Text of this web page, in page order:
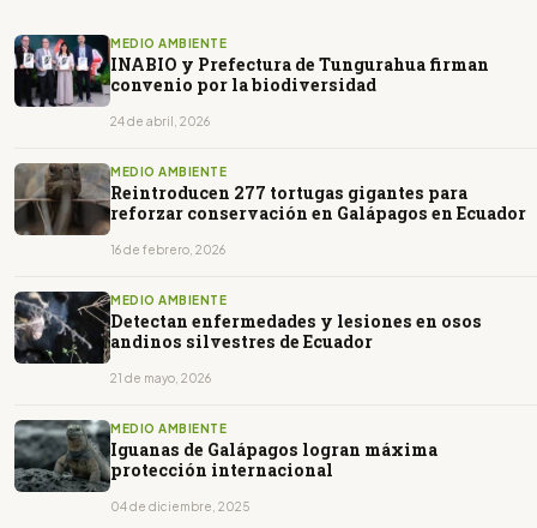
MEDIO AMBIENTE
INABIO y Prefectura de Tungurahua firman
convenio por la biodiversidad
24 de abril, 2026
MEDIO AMBIENTE
Reintroducen 277 tortugas gigantes para
reforzar conservación en Galápagos en Ecuador
16 de febrero, 2026
MEDIO AMBIENTE
Detectan enfermedades y lesiones en osos
andinos silvestres de Ecuador
21 de mayo, 2026
MEDIO AMBIENTE
Iguanas de Galápagos logran máxima
protección internacional
04 de diciembre, 2025